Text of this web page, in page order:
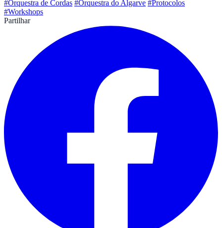
#Orquestra de Cordas #Orquestra do Algarve #Protocolos
#Workshops
Partilhar